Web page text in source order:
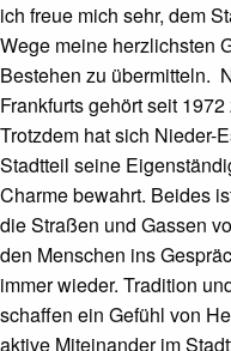
ich freue mich sehr, dem
Wege meine herzlichsten
Bestehen zu übermitteln.
Frankfurts gehört seit
Trotzdem hat sich Nieder-
Stadtteil seine
Charme bewahrt. Beides
die Straßen und Gassen
den Menschen ins
immer wieder. Tradition
schaffen ein Gefühl von
aktive Miteinander im